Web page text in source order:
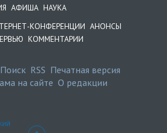
АФИША НАУКА
КОНФЕРЕНЦИИ АНОНСЫ
КОММЕНТАРИИ
Поиск RSS Печатная версия
на сайте О редакции